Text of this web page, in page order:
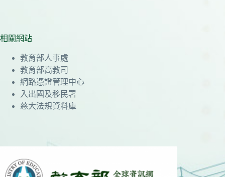
相關網站
教育部人事處
教育部高教司
網路憑證管理中心
入出國及移民署
慈大法規資料庫